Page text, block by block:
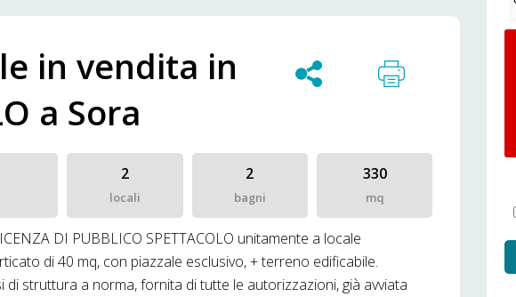
in vendita in
a Sora
2
locali
2
bagni
330
mq
DI PUBBLICO SPETTACOLO unitamente a locale
di 40 mq, con piazzale esclusivo, + terreno edificabile.
struttura a norma, fornita di tutte le autorizzazioni, già avviata